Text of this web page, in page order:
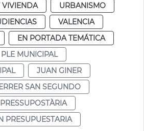
VIVIENDA
URBANISMO
VALENCIA
EN PORTADA TEMÁTICA
PLE MUNICIPAL
JUAN GINER
SAN SEGUNDO
PRESUPUESTARIA